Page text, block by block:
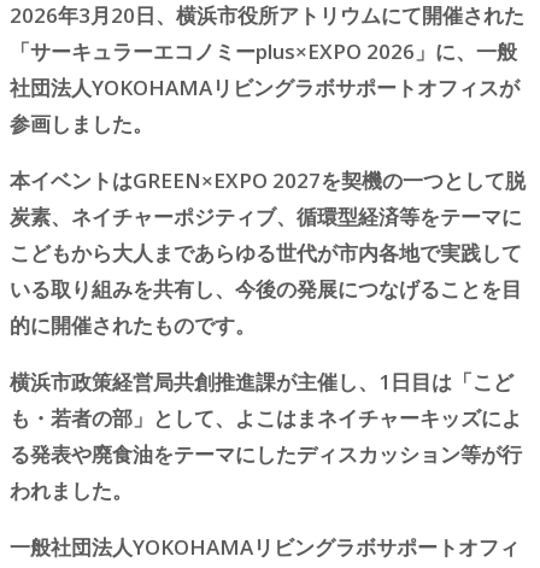
2026年3月20日、横浜市役所アトリウムにて開催された
「サーキュラーエコノミーplus×EXPO 2026」に、一般
社団法人YOKOHAMAリビングラボサポートオフィスが
参画しました。
本イベントはGREEN×EXPO 2027を契機の一つとして脱
炭素、ネイチャーポジティブ、循環型経済等をテーマに
こどもから大人まであらゆる世代が市内各地で実践して
いる取り組みを共有し、今後の発展につなげることを目
的に開催されたものです。
横浜市政策経営局共創推進課が主催し、1日目は「こど
も・若者の部」として、よこはまネイチャーキッズによ
る発表や廃食油をテーマにしたディスカッション等が行
われました。
一般社団法人YOKOHAMAリビングラボサポートオフィ